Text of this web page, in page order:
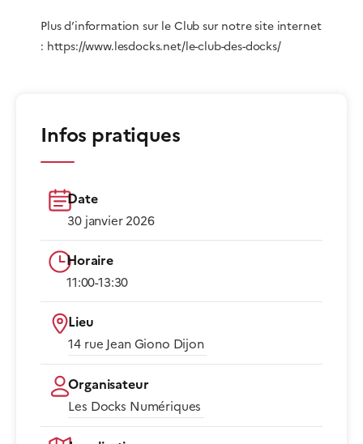
Plus d’information sur le Club sur notre site internet
: https://www.lesdocks.net/le-club-des-docks/
Infos pratiques
Date
30 janvier 2026
Horaire
11:00-13:30​
Lieu
14 rue Jean Giono Dijon​
Organisateur
Les Docks Numériques